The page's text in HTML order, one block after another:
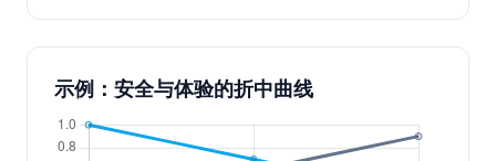
示例：安全与体验的折中曲线